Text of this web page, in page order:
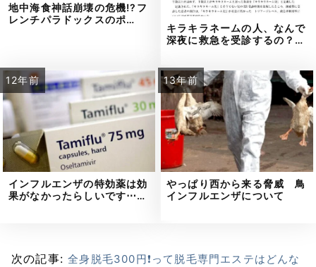
地中海食神話崩壊の危機!?フ
レンチパラドックスのポ…
キラキラネームの人、なんで
深夜に救急を受診するの？…
12年前
インフルエンザの特効薬は効
果がなかったらしいです⋯…
13年前
やっぱり西から来る脅威 鳥
インフルエンザについて
次の記事:全身脱毛300円❗って脱毛専門エステはどんな